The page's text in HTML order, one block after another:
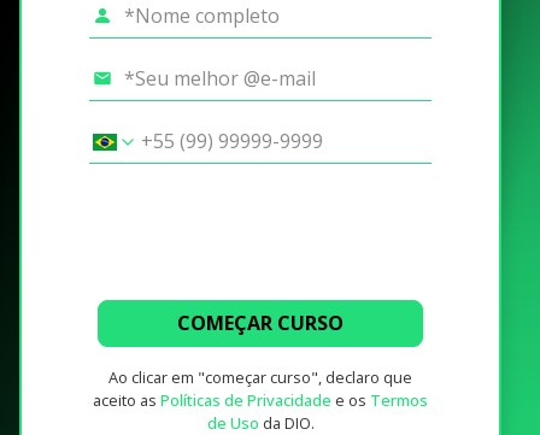
COMEÇAR CURSO
Ao clicar em "começar curso", declaro que
aceito as Políticas de Privacidade e os Termos
de Uso da DIO.